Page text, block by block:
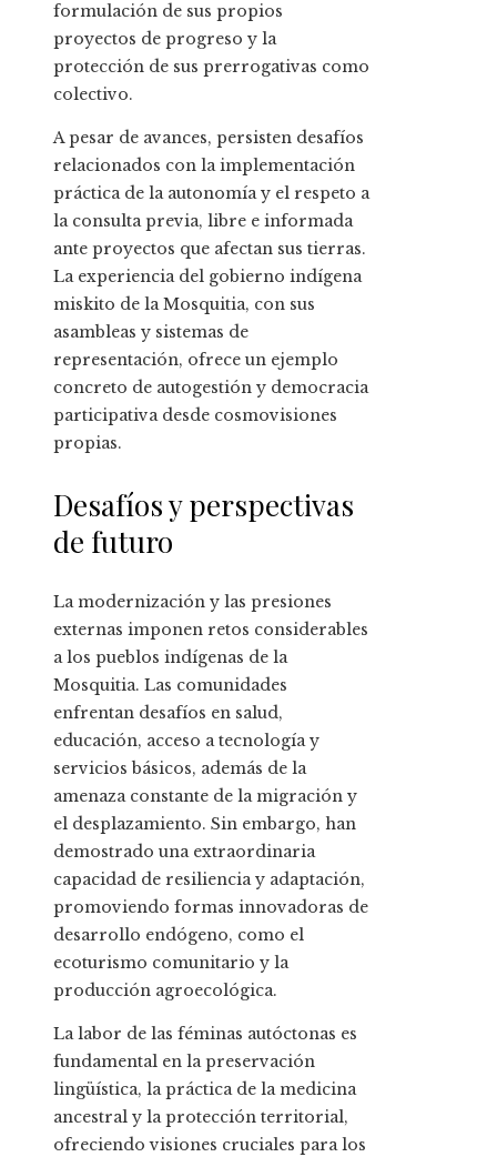
formulación de sus propios
proyectos de progreso y la
protección de sus prerrogativas como
colectivo.
A pesar de avances, persisten desafíos
relacionados con la implementación
práctica de la autonomía y el respeto a
la consulta previa, libre e informada
ante proyectos que afectan sus tierras.
La experiencia del gobierno indígena
miskito de la Mosquitia, con sus
asambleas y sistemas de
representación, ofrece un ejemplo
concreto de autogestión y democracia
participativa desde cosmovisiones
propias.
Desafíos y perspectivas
de futuro
La modernización y las presiones
externas imponen retos considerables
a los pueblos indígenas de la
Mosquitia. Las comunidades
enfrentan desafíos en salud,
educación, acceso a tecnología y
servicios básicos, además de la
amenaza constante de la migración y
el desplazamiento. Sin embargo, han
demostrado una extraordinaria
capacidad de resiliencia y adaptación,
promoviendo formas innovadoras de
desarrollo endógeno, como el
ecoturismo comunitario y la
producción agroecológica.
La labor de las féminas autóctonas es
fundamental en la preservación
lingüística, la práctica de la medicina
ancestral y la protección territorial,
ofreciendo visiones cruciales para los